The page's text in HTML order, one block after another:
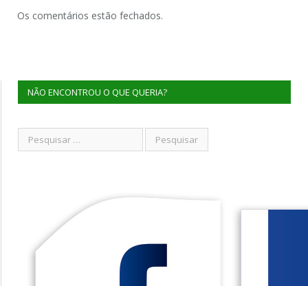
Os comentários estão fechados.
NÃO ENCONTROU O QUE QUERIA?